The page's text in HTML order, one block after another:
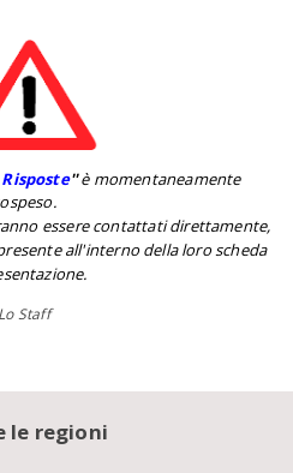
''è momentaneamente
essere contattati direttamente,
all'interno della loro scheda
Lo Staff
le regioni